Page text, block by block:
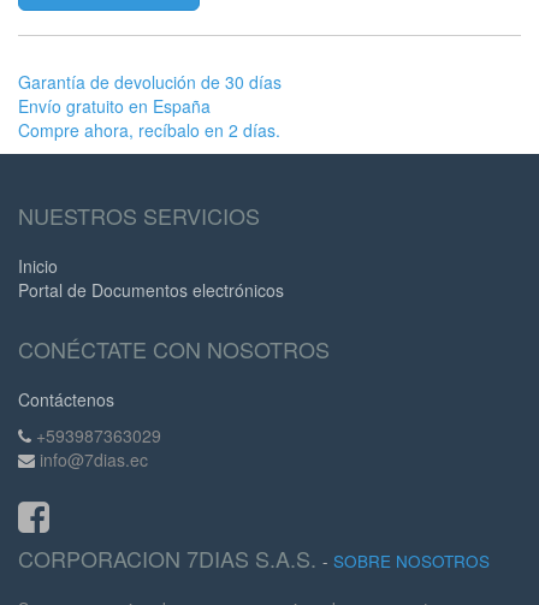
Garantía de devolución de 30 días
Envío gratuito en España
Compre ahora, recíbalo en 2 días.
NUESTROS SERVICIOS
Inicio
Portal de Documentos electrónicos
CONÉCTATE CON NOSOTROS
Contáctenos
+593987363029
info@7dias.ec
CORPORACION 7DIAS S.A.S. - SOBRE NOSOTROS